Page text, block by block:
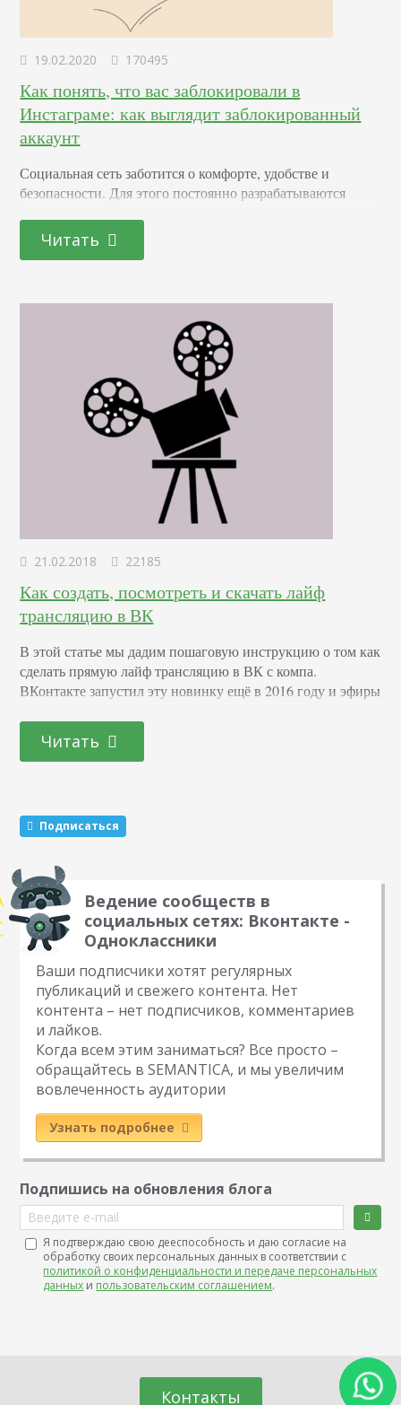
19.02.2020 170495
Как понять, что вас заблокировали в
Инстаграме: как выглядит заблокированный
аккаунт
Социальная сеть заботится о комфорте, удобстве и
безопасности. Для этого постоянно разрабатываются
мошенничества и так далее. Бан также доступен для
любой персоны, которая хочет закрыть доступ к своему
человека и узнаем, видно ли, когда…
Читать
21.02.2018 22185
Как создать, посмотреть и скачать лайф
трансляцию в ВК
В этой статье мы дадим пошаговую инструкцию о том как
сделать прямую лайф трансляцию в ВК с компа.
ВКонтакте запустил эту новинку ещё в 2016 году и эфиры
несколько аргументов в пользу того, чтобы и вы начали
использовать эту функцию: Вовлечение максимального
Читать
Подписаться
Ведение сообществ в
социальных сетях: Вконтакте -
Одноклассники
Ваши подписчики хотят регулярных
публикаций и свежего контента. Нет
контента – нет подписчиков, комментариев
и лайков.
Когда всем этим заниматься? Все просто –
обращайтесь в SEMANTICA, и мы увеличим
вовлеченность аудитории
Узнать подробнее
Подпишись на обновления блога
Введите e-mail
Я подтверждаю свою дееспособность и даю согласие на
обработку своих персональных данных в соответствии с
политикой о конфиденциальности и передаче персональных
данных и пользовательским соглашением.
Контакты